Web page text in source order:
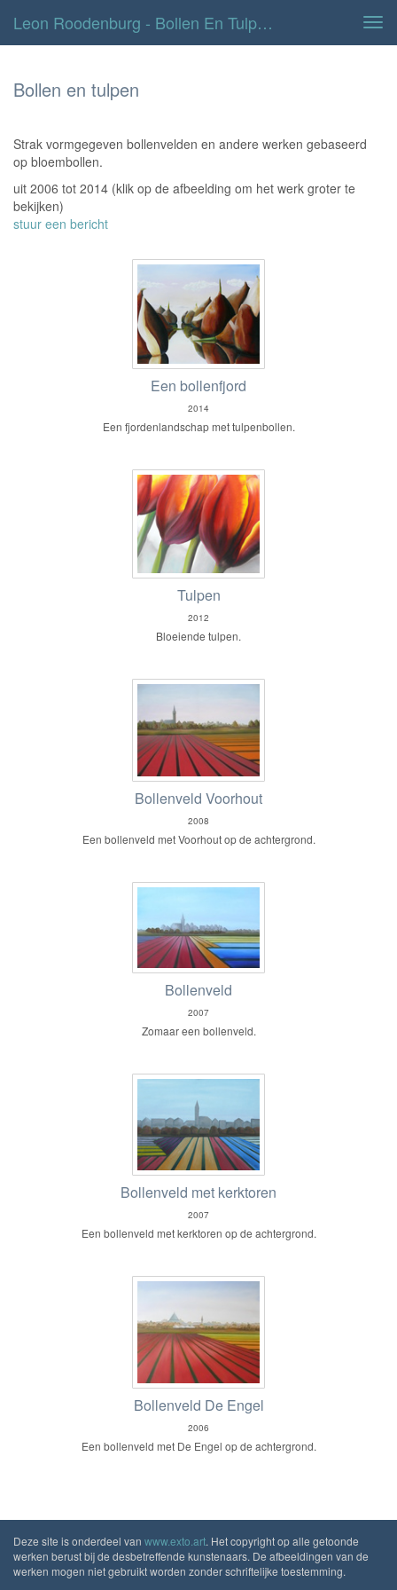
Leon Roodenburg - Bollen En Tulpen
Bollen en tulpen
Strak vormgegeven bollenvelden en andere werken gebaseerd
op bloembollen.
uit 2006 tot 2014 (klik op de afbeelding om het werk groter te
bekijken)
stuur een bericht
Een bollenfjord
2014
Een fjordenlandschap met tulpenbollen.
Tulpen
2012
Bloeiende tulpen.
Bollenveld Voorhout
2008
Een bollenveld met Voorhout op de achtergrond.
Bollenveld
2007
Zomaar een bollenveld.
Bollenveld met kerktoren
2007
Een bollenveld met kerktoren op de achtergrond.
Bollenveld De Engel
2006
Een bollenveld met De Engel op de achtergrond.
Deze site is onderdeel van www.exto.art. Het copyright op alle getoonde
werken berust bij de desbetreffende kunstenaars. De afbeeldingen van de
werken mogen niet gebruikt worden zonder schriftelijke toestemming.